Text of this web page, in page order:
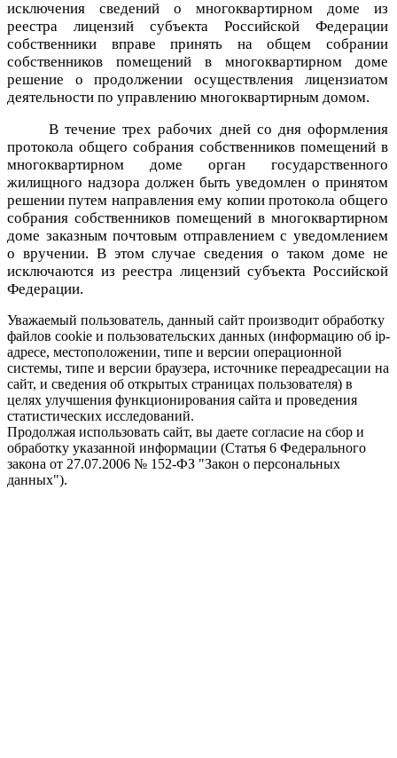
исключения сведений о многоквартирном доме из
реестра лицензий субъекта Российской Федерации
собственники вправе принять на общем собрании
собственников помещений в многоквартирном доме
решение о продолжении осуществления лицензиатом
деятельности по управлению многоквартирным домом.
В течение трех рабочих дней со дня оформления
протокола общего собрания собственников помещений в
многоквартирном доме орган государственного
жилищного надзора должен быть уведомлен о принятом
решении путем направления ему копии протокола общего
собрания собственников помещений в многоквартирном
доме заказным почтовым отправлением с уведомлением
о вручении. В этом случае сведения о таком доме не
исключаются из реестра лицензий субъекта Российской
Федерации.
Уважаемый пользователь, данный сайт производит обработку
файлов cookie и пользовательских данных (информацию об ip-
адресе, местоположении, типе и версии операционной
системы, типе и версии браузера, источнике переадресации на
сайт, и сведения об открытых страницах пользователя) в
целях улучшения функционирования сайта и проведения
статистических исследований.
Продолжая использовать сайт, вы даете согласие на сбор и
обработку указанной информации (Статья 6 Федерального
закона от 27.07.2006 № 152-ФЗ "Закон о персональных
данных").